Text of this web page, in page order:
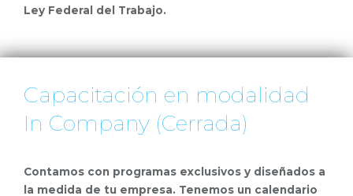
Ley Federal del Trabajo.
Capacitación en modalidad
In Company (Cerrada)
Contamos con programas exclusivos y diseñados a
la medida de tu empresa. Tenemos un calendario